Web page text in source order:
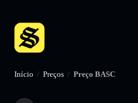
Início / Preços / Preço BASC